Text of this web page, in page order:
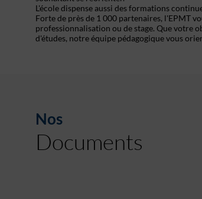
L'école dispense aussi des formations
Forte de près de 1 000 partenaires, l'EPMT
professionnalisation ou de stage. Que votre
d'études, notre équipe pédagogique vous
Nos
Documents